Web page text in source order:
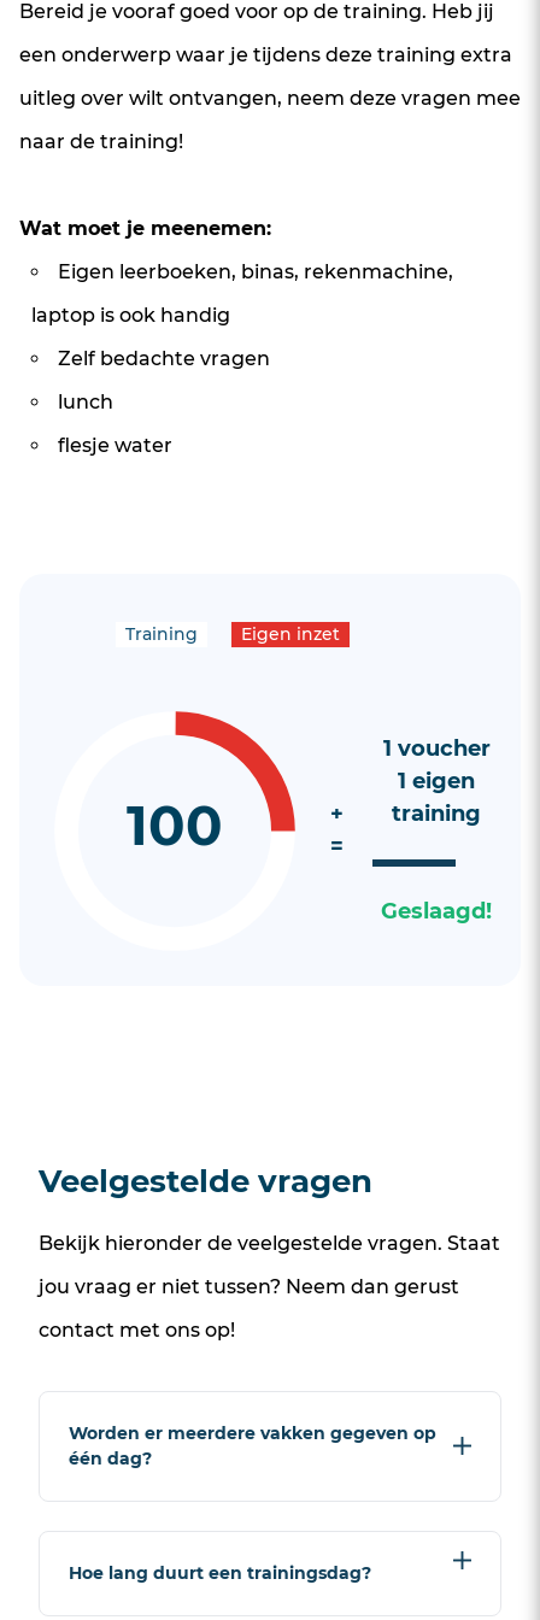
Bereid je vooraf goed voor op de training. Heb jij
een onderwerp waar je tijdens deze training extra
uitleg over wilt ontvangen, neem deze vragen mee
naar de training!
Wat moet je meenemen:
Eigen leerboeken, binas, rekenmachine,
laptop is ook handig
Zelf bedachte vragen
lunch
flesje water
Training Eigen inzet
100
+
=
1 voucher
1 eigen
training
Geslaagd!
Veelgestelde vragen
Bekijk hieronder de veelgestelde vragen. Staat
jou vraag er niet tussen? Neem dan gerust
contact met ons op!
Worden er meerdere vakken gegeven op
één dag?
Je volgt op de dag zelf uitsluitend
Hoe lang duurt een trainingsdag?